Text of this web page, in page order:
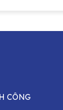
CÔNG